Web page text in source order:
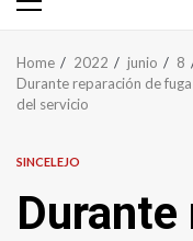
Home 2022 junio
8
Durante reparación de
del servicio
SINCELEJO
Durante